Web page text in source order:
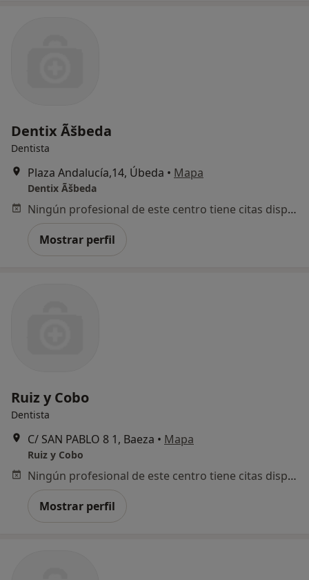
Dentix Ãšbeda
Dentista
Plaza Andalucía,14, Úbeda • Mapa
Dentix Ãšbeda
Ningún profesional de este centro tiene citas disponibles
Mostrar perfil
Ruiz y Cobo
Dentista
C/ SAN PABLO 8 1, Baeza • Mapa
Ruiz y Cobo
Ningún profesional de este centro tiene citas disponibles
Mostrar perfil